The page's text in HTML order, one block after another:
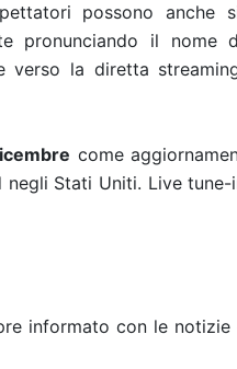
possono anche
pronunciando il nome
verso la diretta
come
Stati Uniti. Live
informato con le notizie